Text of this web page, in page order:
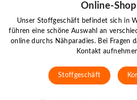
Online-Shop
Unser Stoffgeschäft befindet sich in
führen eine schöne Auswahl an
online durchs Nähparadies. Bei Fragen
Kontakt
Stoffgeschäft